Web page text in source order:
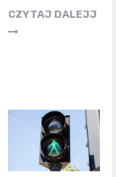
CZYTAJ DALEJJ